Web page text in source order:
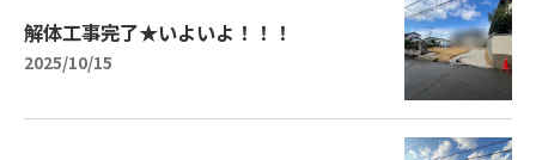
解体工事完了★いよいよ！！！
2025/10/15